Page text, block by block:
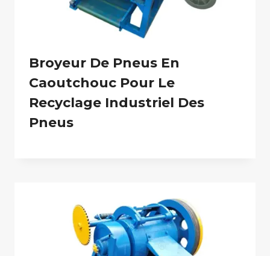
Broyeur De Pneus En
Caoutchouc Pour Le
Recyclage Industriel Des
Pneus